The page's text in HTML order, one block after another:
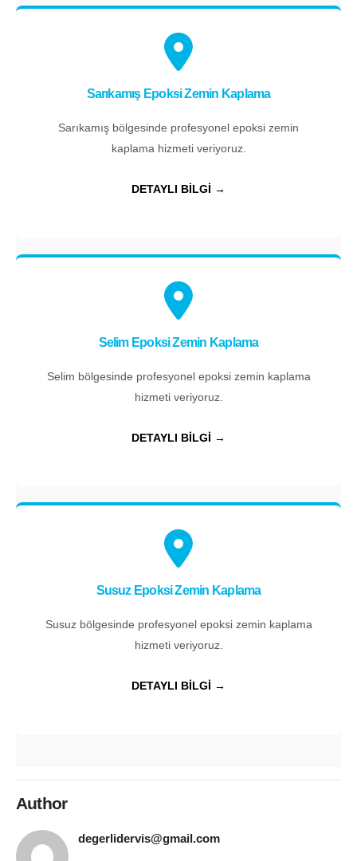
Sarıkamış Epoksi Zemin Kaplama
Sarıkamış bölgesinde profesyonel epoksi zemin
kaplama hizmeti veriyoruz.
DETAYLI BİLGİ →
Selim Epoksi Zemin Kaplama
Selim bölgesinde profesyonel epoksi zemin kaplama
hizmeti veriyoruz.
DETAYLI BİLGİ →
Susuz Epoksi Zemin Kaplama
Susuz bölgesinde profesyonel epoksi zemin kaplama
hizmeti veriyoruz.
DETAYLI BİLGİ →
Author
degerlidervis@gmail.com